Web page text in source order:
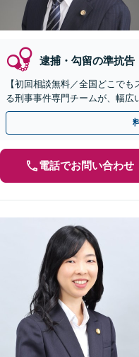
逮捕・勾留の準抗告
【初回相談無料／全国どこで
る刑事事件専門チームが、幅広
電話でお問い合わせ